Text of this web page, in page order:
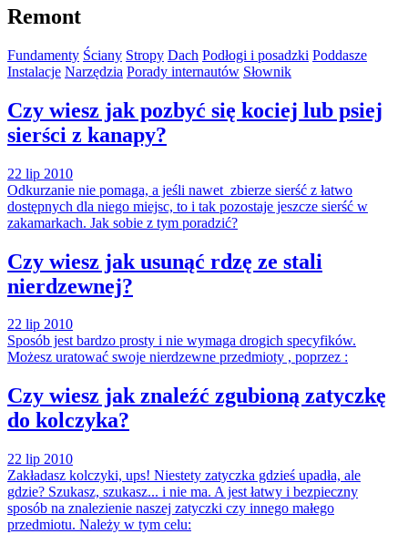
Remont
Fundamenty Ściany Stropy Dach Podłogi i posadzki Poddasze
Instalacje Narzędzia Porady internautów Słownik
Czy wiesz jak pozbyć się kociej lub psiej
sierści z kanapy?
22 lip 2010
Odkurzanie nie pomaga, a jeśli nawet zbierze sierść z łatwo
dostępnych dla niego miejsc, to i tak pozostaje jeszcze sierść w
zakamarkach. Jak sobie z tym poradzić?
Czy wiesz jak usunąć rdzę ze stali
nierdzewnej?
22 lip 2010
Sposób jest bardzo prosty i nie wymaga drogich specyfików.
Możesz uratować swoje nierdzewne przedmioty , poprzez :
Czy wiesz jak znaleźć zgubioną zatyczkę
do kolczyka?
22 lip 2010
Zakładasz kolczyki, ups! Niestety zatyczka gdzieś upadła, ale
gdzie? Szukasz, szukasz... i nie ma. A jest łatwy i bezpieczny
sposób na znalezienie naszej zatyczki czy innego małego
przedmiotu. Należy w tym celu: